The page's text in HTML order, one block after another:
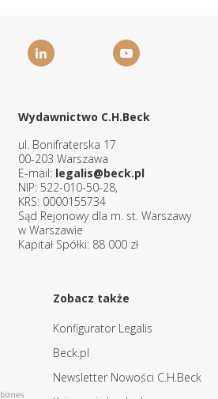
Wydawnictwo C.H.Beck
ul. Bonifraterska 17
00-203 Warszawa
E-mail: legalis@beck.pl
NIP: 522-010-50-28,
KRS: 0000155734
Sąd Rejonowy dla m. st. Warszawy
w Warszawie
Kapitał Spółki: 88 000 zł
Zobacz także
Konfigurator Legalis
Beck.pl
Newsletter Nowości C.H.Beck